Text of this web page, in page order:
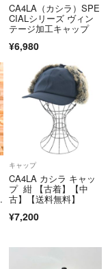
で、簡易包装、最適、
をご希望でしたら送料
事もございますがご
トでのお値引きの申請
を取られますので、上
い方、本人確認をされ
る方等の購入はキャン
くださいませ。
ている商品がありま
CA4LA（カシラ）SPE
CIALシリーズ ヴィン
テージ加工キャップ
¥6,980
キャップ
CA4LA カシラ キャッ
プ 紺 【古着】【中
古】【送料無料】
¥7,200